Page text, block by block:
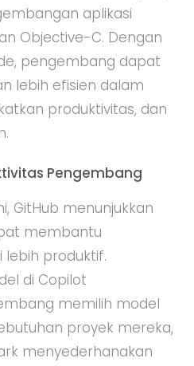
aplikasi
Objective-C. Dengan
pengembang dapat
lebih efisien dalam
produktivitas, dan
Pengembang
GitHub menunjukkan
membantu
produktif.
di Copilot
memilih model
proyek mereka,
menyederhanakan